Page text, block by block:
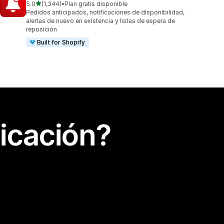
5.0de 5 estrellas
(1,344)
1344 reseñas en total
•Plan gratis disponible
Pedidos anticipados, notificaciones de disponibilidad,
alertas de nuevo en existencia y listas de espera de
reposición
Built for Shopify